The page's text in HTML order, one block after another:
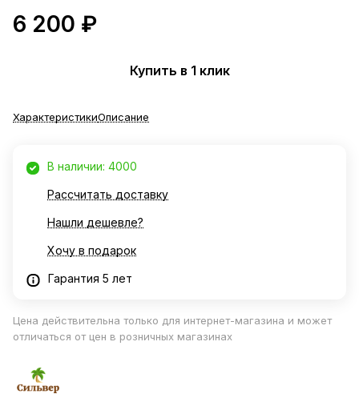
6 200 ₽
Купить в 1 клик
ХарактеристикиОписание
В наличии: 4000
Рассчитать доставку
Нашли дешевле?
Хочу в подарок
Гарантия 5 лет
Цена действительна только для интернет-магазина и может
отличаться от цен в розничных магазинах